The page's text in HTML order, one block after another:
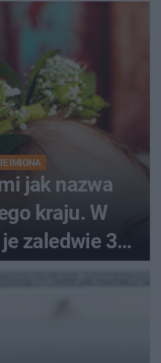
IMIONA
jak nazwa
kraju. W
zaledwie 3